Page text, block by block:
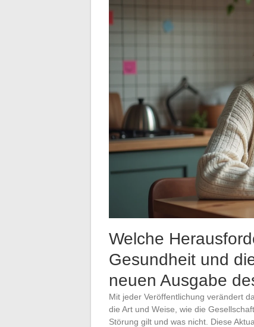
Welche
Gesundheit und
neuen Ausgabe
Mit jeder Veröffentlichung verändert
die Art und Weise, wie die
Störung gilt und was nicht. Diese